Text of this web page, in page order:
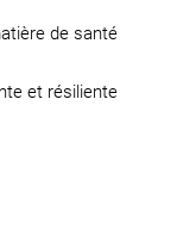
de santé
et résiliente